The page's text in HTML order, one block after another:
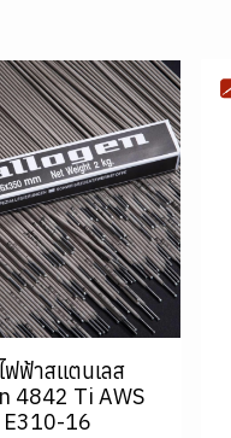
ฟฟ้าสแตนเลส
4842 Ti AWS
16